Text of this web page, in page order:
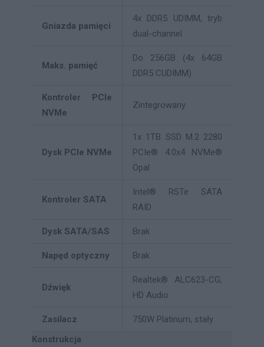
Gniazda pamięci
4x DDR5 UDIMM, tryb
dual-channel
Maks. pamięć
Do 256GB (4x 64GB
DDR5 CUDIMM)
Kontroler PCIe
NVMe
Zintegrowany
Dysk PCIe NVMe
1x 1TB SSD M.2 2280
PCIe® 4.0x4 NVMe®
Opal
Kontroler SATA
Intel® RSTe SATA
RAID
Dysk SATA/SAS Brak
Napęd optyczny Brak
Dźwięk
Realtek® ALC623-CG,
HD Audio
Zasilacz
750W Platinum, stały
Konstrukcja